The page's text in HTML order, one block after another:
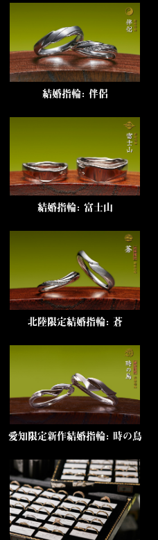
結婚指輪：伴侶
結婚指輪：富士山
北陸限定結婚指輪：蒼
愛知限定新作結婚指輪：時の鳥